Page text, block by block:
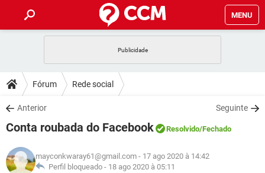
MENU
CELULAR
OUTLOOK
INSTAGRAM GMAIL
GUIA DE COMPRAS
DICAS
JOGOS
INSTAGRAM GMAIL
DOWNLOADS
JOGOS WHATSAPP
CELULAR
OUTLOOK EXCEL
JOGOS WHATSAPP
GLOSSÁRIO
Fórum Rede social
Anterior Seguinte
Conta roubada do Facebook Resolvido/Fechado
mayconkwaray61@gmail.com - 17 ago 2020 à 14:42
Perfil bloqueado - 18 ago 2020 à 05:11